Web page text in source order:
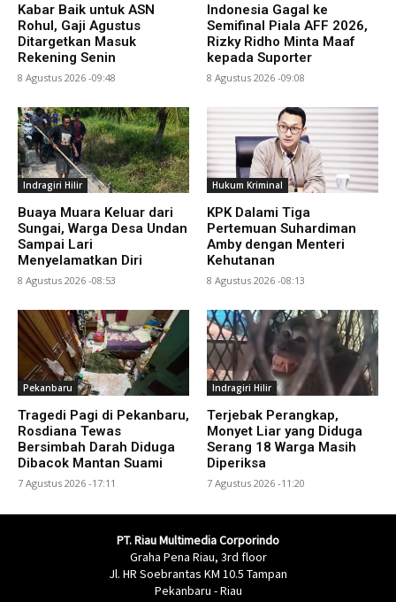
Kabar Baik untuk ASN
Rohul, Gaji Agustus
Ditargetkan Masuk
Rekening Senin
8 Agustus 2026 -09:48
Indonesia Gagal ke
Semifinal Piala AFF 2026,
Rizky Ridho Minta Maaf
kepada Suporter
8 Agustus 2026 -09:08
Indragiri Hilir
Buaya Muara Keluar dari
Sungai, Warga Desa Undan
Sampai Lari
Menyelamatkan Diri
8 Agustus 2026 -08:53
Hukum Kriminal
KPK Dalami Tiga
Pertemuan Suhardiman
Amby dengan Menteri
Kehutanan
8 Agustus 2026 -08:13
Pekanbaru
Tragedi Pagi di Pekanbaru,
Rosdiana Tewas
Bersimbah Darah Diduga
Dibacok Mantan Suami
7 Agustus 2026 -17:11
Indragiri Hilir
Terjebak Perangkap,
Monyet Liar yang Diduga
Serang 18 Warga Masih
Diperiksa
7 Agustus 2026 -11:20
PT. Riau Multimedia Corporindo
Graha Pena Riau, 3rd floor
Jl. HR Soebrantas KM 10.5 Tampan
Pekanbaru - Riau